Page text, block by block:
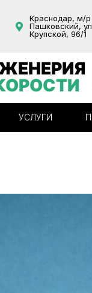
Краснодар, м/р
Пашковский,
Крупской, 96/1
УСЛУГИ